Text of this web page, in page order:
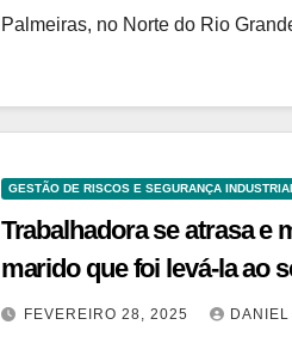
Palmeiras, no Norte do Rio
GESTÃO DE RISCOS E SEGURANÇA
Trabalhadora se atrasa e
marido que foi levá-la ao
FEVEREIRO 28, 2025 DANIEL